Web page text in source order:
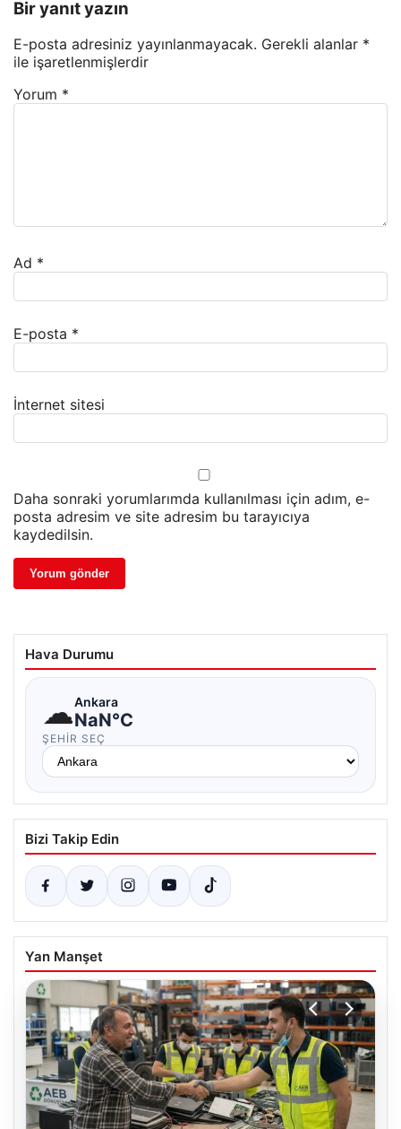
Bir yanıt yazın
E-posta adresiniz yayınlanmayacak. Gerekli alanlar *
ile işaretlenmişlerdir
Yorum *
Ad *
E-posta *
İnternet sitesi
Daha sonraki yorumlarımda kullanılması için adım, e-
posta adresim ve site adresim bu tarayıcıya
kaydedilsin.
Hava Durumu
☁Ankara
NaN°C
ŞEHIR SEÇ
Bizi Takip Edin
Yan Manşet